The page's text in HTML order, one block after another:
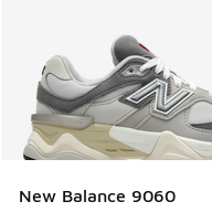
New Balance 9060